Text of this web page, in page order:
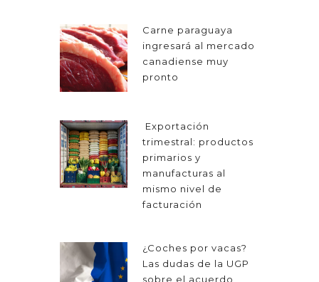
Carne paraguaya
ingresará al mercado
canadiense muy
pronto
Exportación
trimestral: productos
primarios y
manufacturas al
mismo nivel de
facturación
¿Coches por vacas?
Las dudas de la UGP
sobre el acuerdo